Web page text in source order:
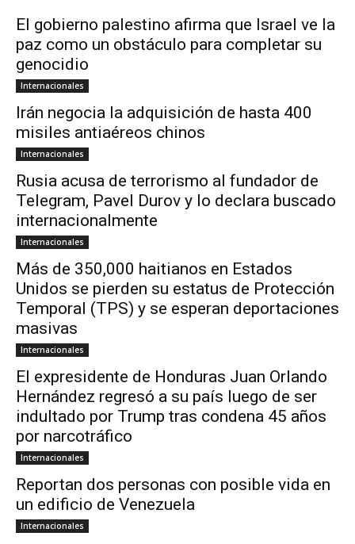
El gobierno palestino afirma que Israel ve la
paz como un obstáculo para completar su
genocidio
Internacionales
Irán negocia la adquisición de hasta 400
misiles antiaéreos chinos
Internacionales
Rusia acusa de terrorismo al fundador de
Telegram, Pavel Durov y lo declara buscado
internacionalmente
Internacionales
Más de 350,000 haitianos en Estados
Unidos se pierden su estatus de Protección
Temporal (TPS) y se esperan deportaciones
masivas
Internacionales
El expresidente de Honduras Juan Orlando
Hernández regresó a su país luego de ser
indultado por Trump tras condena 45 años
por narcotráfico
Internacionales
Reportan dos personas con posible vida en
un edificio de Venezuela
Internacionales